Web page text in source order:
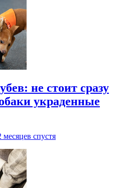
не стоит сразу
украденные
месяцев спустя